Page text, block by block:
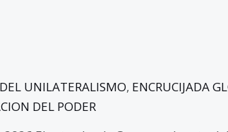
UNILATERALISMO, ENCRUCIJADA
DEL PODER